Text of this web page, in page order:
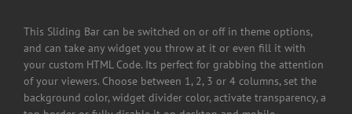
This Sliding Bar can be switched on or off in theme options,
and can take any widget you throw at it or even fill it with
your custom HTML Code. Its perfect for grabbing the attention
of your viewers. Choose between 1, 2, 3 or 4 columns, set the
background color, widget divider color, activate transparency, a